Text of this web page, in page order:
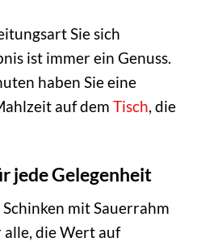
Sie sich
ist immer ein Genuss.
haben Sie eine
auf dem Tisch, die
jede Gelegenheit
mit Sauerrahm
alle, die Wert auf